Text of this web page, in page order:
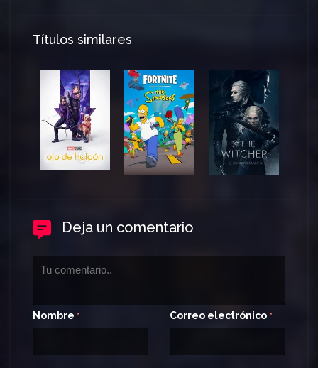
Títulos similares
Deja un comentario
Nombre * Correo electrónico *